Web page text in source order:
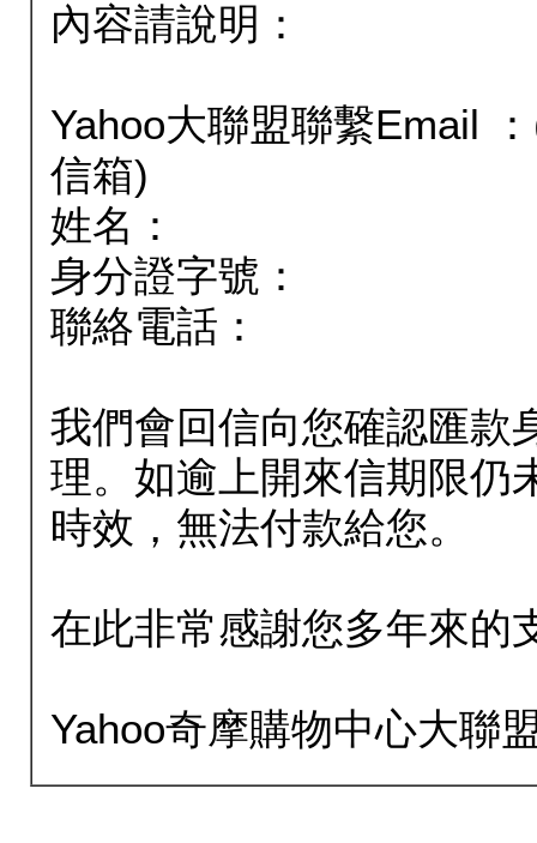
內容請說明：
Yahoo大聯盟聯繫Email
信箱)
姓名：
身分證字號：
聯絡電話：
我們會回信向您確認匯款
理。如逾上開來信期限仍
時效，無法付款給您。
在此非常感謝您多年來的
Yahoo奇摩購物中心大